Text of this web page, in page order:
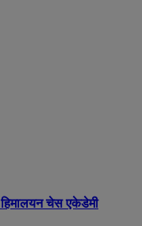
हिमालयन चेस एकेडेमी